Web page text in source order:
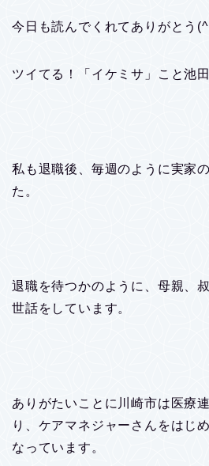
今日も読んでくれてありがとう
ツイてる！「イケミサ」こと池田
私も退職後、毎週のように実家
た。
退職を待つかのように、母親、
世話をしています。
ありがたいことに川崎市は医療
り、ケアマネジャーさんをはじ
なっています。